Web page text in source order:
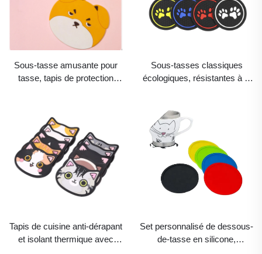
Sous-tasse amusante pour
tasse, tapis de protection
à la chaleur,
personnalisables, mignons,
en caoutchouc silicone
écologiques et minimalistes
Sous-tasses classiques
écologiques, résistantes à la
non glissant, dessous-de-
tasse pour verre d’eau avec
motif d’empreinte de patte de
chat
Tapis de cuisine anti-dérapant
et isolant thermique avec
Set personnalisé de dessous-
de-tasse en silicone,